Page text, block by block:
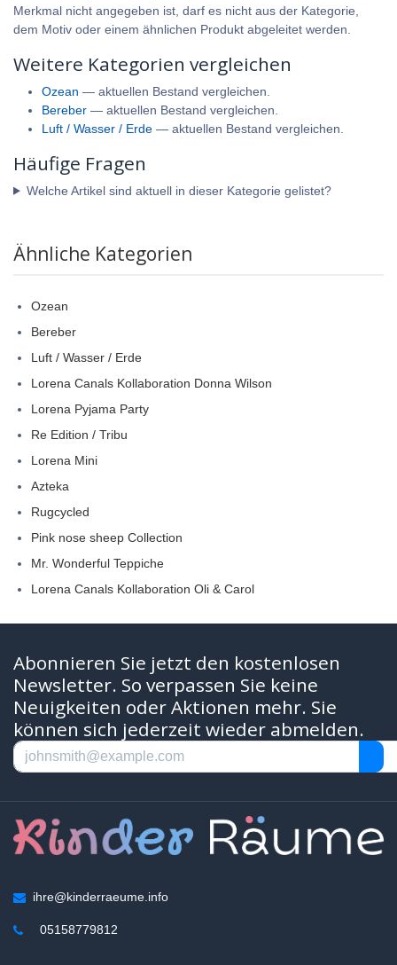
Merkmal nicht angegeben ist, darf es nicht aus der Kategorie,
dem Motiv oder einem ähnlichen Produkt abgeleitet werden.
Weitere Kategorien vergleichen
Ozean — aktuellen Bestand vergleichen.
Bereber — aktuellen Bestand vergleichen.
Luft / Wasser / Erde — aktuellen Bestand vergleichen.
Häufige Fragen
Welche Artikel sind aktuell in dieser Kategorie gelistet?
Ähnliche Kategorien
Ozean
Bereber
Luft / Wasser / Erde
Lorena Canals Kollaboration Donna Wilson
Lorena Pyjama Party
Re Edition / Tribu
Lorena Mini
Azteka
Rugcycled
Pink nose sheep Collection
Mr. Wonderful Teppiche
Lorena Canals Kollaboration Oli & Carol
Abonnieren Sie jetzt den kostenlosen
Newsletter. So verpassen Sie keine
Neuigkeiten oder Aktionen mehr. Sie
können sich jederzeit wieder abmelden.
ihre@kinderraeume.info
05158779812